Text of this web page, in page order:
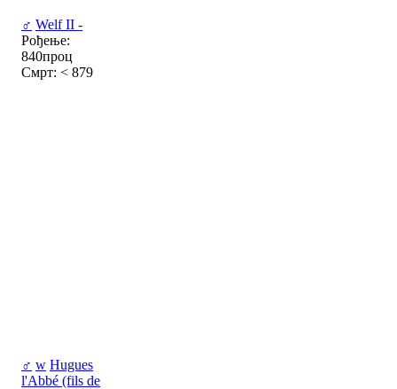
♂ Welf II -
Рођење:
840проц
Смрт: < 879
♂ w Hugues
l'Abbé (fils de